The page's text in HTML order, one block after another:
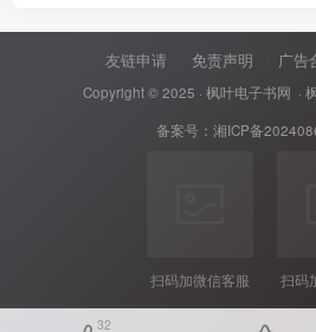
友链申请 免责声明 广告
Copyright © 2025 · 枫叶电子书网 ·
备案号： 湘ICP备
扫码加微信客服 扫码
32